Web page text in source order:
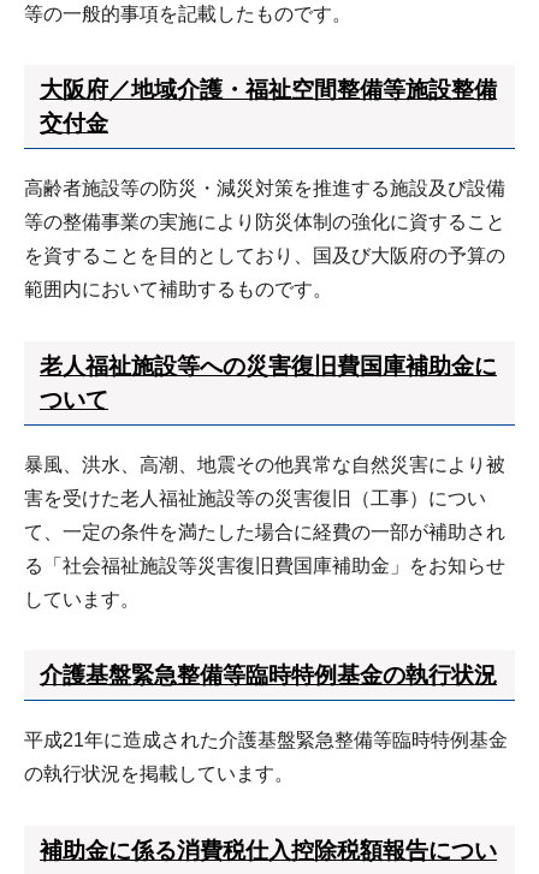
等の一般的事項を記載したものです。
大阪府／地域介護・福祉空間整備等施設整備
交付金
高齢者施設等の防災・減災対策を推進する施設及び設備
等の整備事業の実施により防災体制の強化に資すること
を資することを目的としており、国及び大阪府の予算の
範囲内において補助するものです。
老人福祉施設等への災害復旧費国庫補助金に
ついて
暴風、洪水、高潮、地震その他異常な自然災害により被
害を受けた老人福祉施設等の災害復旧（工事）につい
て、一定の条件を満たした場合に経費の一部が補助され
る「社会福祉施設等災害復旧費国庫補助金」をお知らせ
しています。
介護基盤緊急整備等臨時特例基金の執行状況
平成21年に造成された介護基盤緊急整備等臨時特例基金
の執行状況を掲載しています。
補助金に係る消費税仕入控除税額報告につい